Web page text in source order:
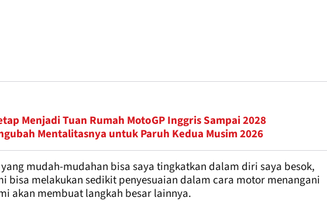
Menjadi Tuan Rumah MotoGP Inggris Sampai 2028
Mentalitasnya untuk Paruh Kedua Musim 2026
mudah-mudahan bisa saya tingkatkan dalam diri saya besok,
bisa melakukan sedikit penyesuaian dalam cara motor menangani
akan membuat langkah besar lainnya.